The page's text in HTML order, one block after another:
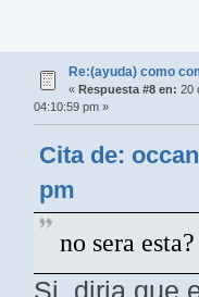
Re:(ayuda) como
« Respuesta #8 en: 20
04:10:59 pm »
Cita de:
pm
no sera
Si, diria que